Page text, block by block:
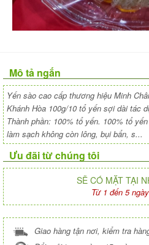
Mô tả ngắn
Yến sào cao cấp thương hiệu Minh
Khánh Hòa 100g/10 tổ yến sợi dài tác
Thành phần: 100% tổ yến. 100% tổ
làm sạch không còn lông, bụi bẩn, s...
Ưu đãi từ chúng tôi
SẼ CÓ MẶT TẠI
Từ 1 đến 5
Giao hàng tận nơi, kiểm tra